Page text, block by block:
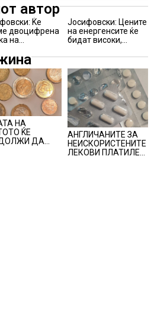
автор
Ќе
двоцифрена
на
Јосифовски: Цените
на енергенсите ќе
бидат високи,
зголеми, а растот на
БДП нема да биде
доволен за
намалување на
јавниот долг на
државата
НА
ЌЕ
ДА
АНГЛИЧАНИТЕ ЗА
НЕИСКОРИСТЕНИТЕ
ЛЕКОВИ ПЛАТИЛЕ